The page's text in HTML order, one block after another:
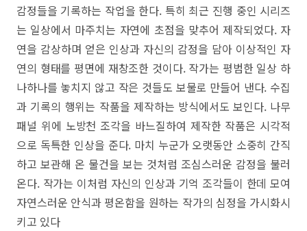
감정들을 기록하는 작업을 한다. 특히 최근 진행 중인 시리즈
는 일상에서 마주치는 자연에 초점을 맞추어 제작되었다. 자
연을 감상하며 얻은 인상과 자신의 감정을 담아 이상적인 자
연의 형태를 평면에 재창조한 것이다. 작가는 평범한 일상 하
나하나를 놓치지 않고 작은 것들도 보물로 만들어 낸다. 수집
과 기록의 행위는 작품을 제작하는 방식에서도 보인다. 나무
패널 위에 노방천 조각을 바느질하여 제작한 작품은 시각적
으로 독특한 인상을 준다. 마치 누군가 오랫동안 소중히 간직
하고 보관해 온 물건을 보는 것처럼 조심스러운 감정을 불러
온다. 작가는 이처럼 자신의 인상과 기억 조각들이 한데 모여
자연스러운 안식과 평온함을 원하는 작가의 심정을 가시화시
키고 있다